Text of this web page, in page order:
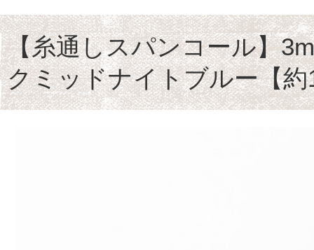
【糸通しスパンコール】
クミッドナイトブルー【約